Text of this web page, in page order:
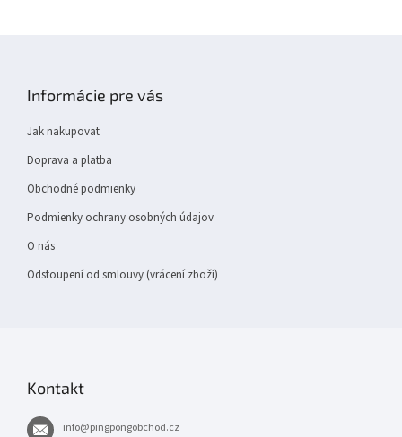
Informácie pre vás
Jak nakupovat
Doprava a platba
Obchodné podmienky
Podmienky ochrany osobných údajov
O nás
Odstoupení od smlouvy (vrácení zboží)
Kontakt
info@pingpongobchod.cz